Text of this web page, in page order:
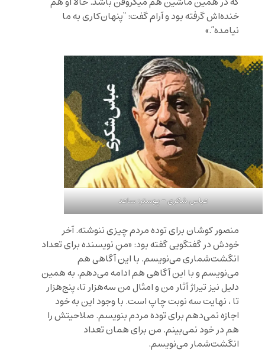
خنده‌اش گرفته بود و آرام گفت: “پنهان‌کاری به ما
نیامده”.»
عباس شکری – پوستر: ساعد
منصور کوشان برای توده مردم چیزی ننوشته. آخر
خودش در گفتگویی گفته بود: «منِ نویسنده برای تعداد
انگشت‌شماری می‌نویسم. با این آگاهی هم
می‌نویسم و با این آگاهی هم ادامه می‌دهم. به همین
دلیل نیز تیراژ آثار من و امثال من سه‌هزار تا، پنج‌هزار
تا ، نهایت سه نوبت چاپ است. با وجود این به خود
اجازه نمی‌دهم برای توده مردم بنویسم. صلاحیتش را
هم در خود نمی‌‌بینم. من برای همان تعداد
انگشت‌شمار می‌نویسم.